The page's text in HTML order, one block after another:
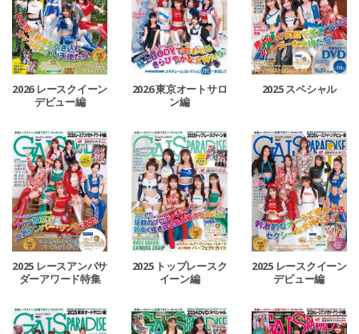
2026 レースクイーン
デビュー編
2026 東京オートサロ
ン編
2025 スペシャル
2025 レースアンバサ
ダーアワード特集
2025 トップレースク
イーン編
2025 レースクイーン
デビュー編